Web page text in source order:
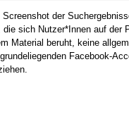
der
sich Nutzer*Innen auf
beruht, keine
Facebook-